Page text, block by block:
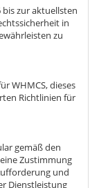
bis zur aktuellsten
in
zu
WHMCS, dieses
Richtlinien für
gemäß den
Zustimmung
und
Dienstleistung